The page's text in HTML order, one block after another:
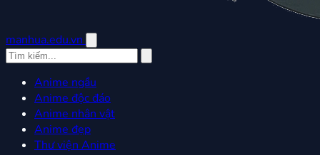
manhua.edu.vn
Anime ngầu
Anime độc đáo
Anime nhân vật
Anime đẹp
Thư viện Anime